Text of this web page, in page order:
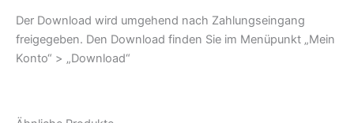
Der Download wird umgehend nach Zahlungseingang
freigegeben. Den Download finden Sie im Menüpunkt „Mein
Konto“ > „Download“